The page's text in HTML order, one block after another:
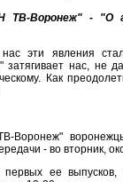
ТВ-Воронеж" - "О
эти явления
нас, не
Как
Воронеж"
- во вторник,
ее выпусков,